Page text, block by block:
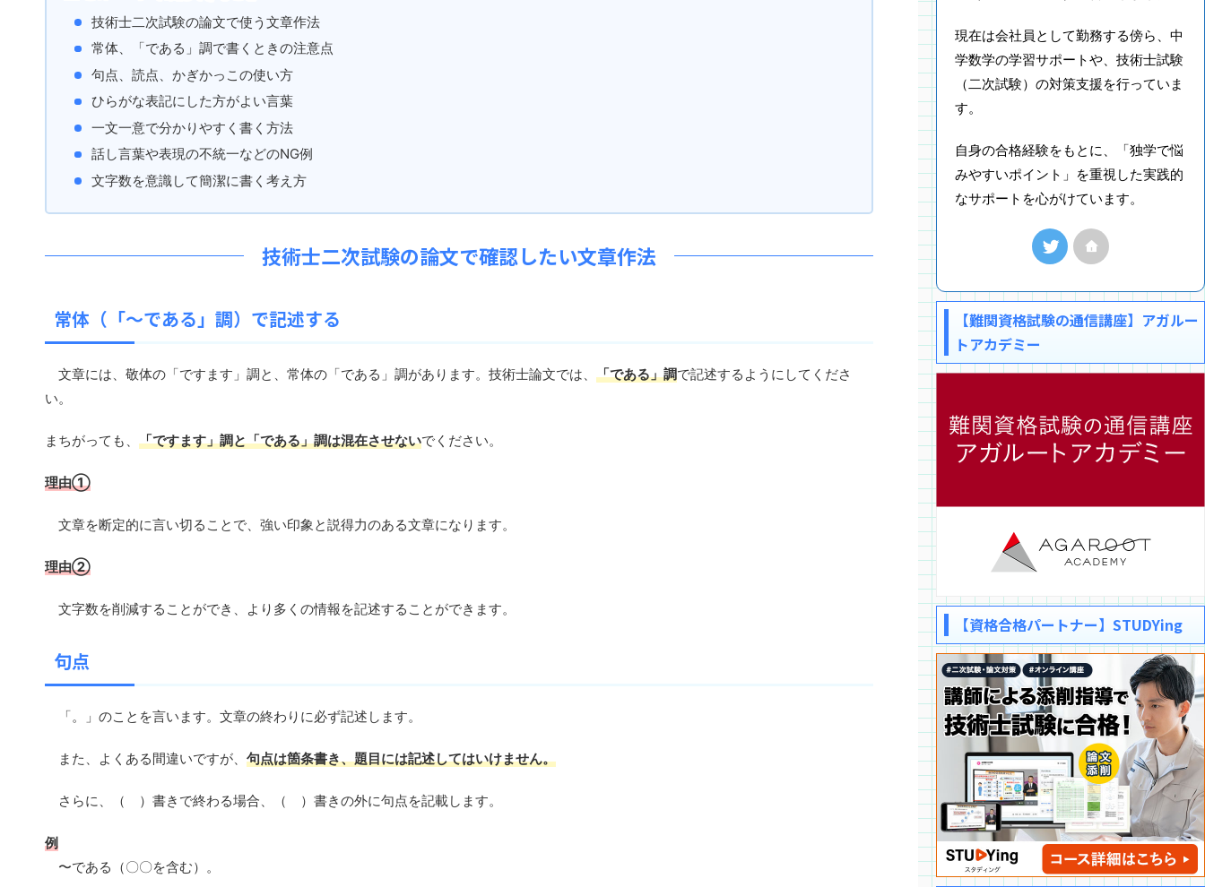
技術士二次試験の論文で使う文章作法
常体、「である」調で書くときの注意点
句点、読点、かぎかっこの使い方
ひらがな表記にした方がよい言葉
一文一意で分かりやすく書く方法
話し言葉や表現の不統一などのNG例
文字数を意識して簡潔に書く考え方
技術士二次試験の論文で確認したい文章作法
常体（「〜である」調）で記述する
文章には、敬体の「ですます」調と、常体の「である」調があります。技術士論文では、 「である」調で記述するようにしてくださ
い。
まちがっても、 「ですます」調と「である」調は混在させないでください。
理由①
文章を断定的に言い切ることで、強い印象と説得力のある文章になります。
理由②
文字数を削減することができ、より多くの情報を記述することができます。
句点
「。」のことを言います。文章の終わりに必ず記述します。
また、よくある間違いですが、 句点は箇条書き、題目には記述してはいけません。
さらに、（ ）書きで終わる場合、（ ）書きの外に句点を記載します。
例
〜である（〇〇を含む）。
現在は会社員として勤務する傍ら、中
学数学の学習サポートや、技術士試験
（二次試験）の対策支援を行っていま
す。
自身の合格経験をもとに、「独学で悩
みやすいポイント」を重視した実践的
なサポートを心がけています。
【難関資格試験の通信講座】アガルー
トアカデミー
【資格合格パートナー】STUDYing